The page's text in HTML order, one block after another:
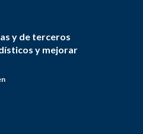
y de terceros
y mejorar